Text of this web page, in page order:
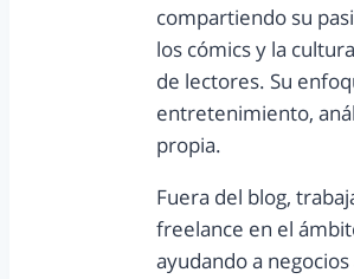
compartiendo su
los cómics y la
de lectores. Su
entretenimiento,
propia.
Fuera del blog,
freelance en el
ayudando a